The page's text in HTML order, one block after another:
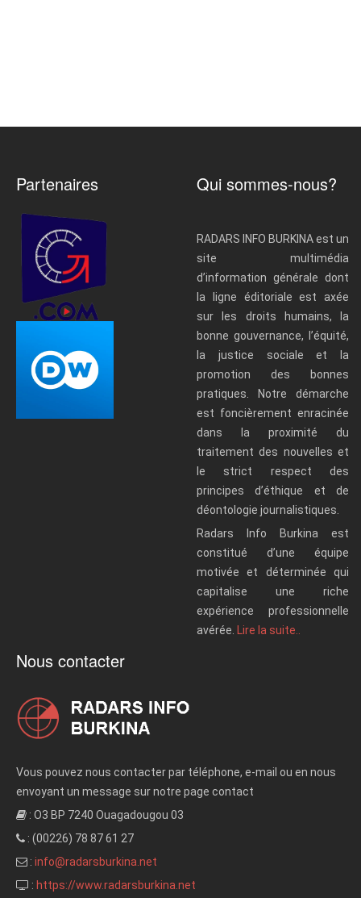
Partenaires Qui sommes-nous?
RADARS INFO BURKINA est un
site multimédia
d’information générale dont
la ligne éditoriale est axée
sur les droits humains, la
bonne gouvernance, l’équité,
la justice sociale et la
promotion des bonnes
pratiques. Notre démarche
est foncièrement enracinée
dans la proximité du
traitement des nouvelles et
le strict respect des
principes d’éthique et de
déontologie journalistiques.
Radars Info Burkina est
constitué d’une équipe
motivée et déterminée qui
capitalise une riche
expérience professionnelle
avérée.
Lire la suite..
Nous contacter
Vous pouvez nous contacter par téléphone, e-mail ou en nous
envoyant un message sur notre page contact
: O3 BP 7240 Ouagadougou 03
: (00226) 78 87 61 27
: info@radarsburkina.net
: https://www.radarsburkina.net